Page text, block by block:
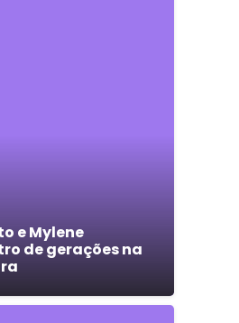
e Mylene
de gerações na